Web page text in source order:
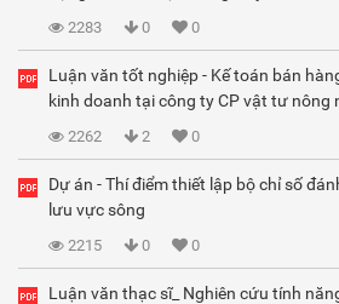
2283 0 0
Luận văn tốt nghiệp - Kế toán bán
kinh doanh tại công ty CP vật tư nông
2262 2 0
Dự án - Thí điểm thiết lập bộ chỉ số
lưu vực sông
2215 0 0
Luận văn thạc sĩ_ Nghiên cứu tính